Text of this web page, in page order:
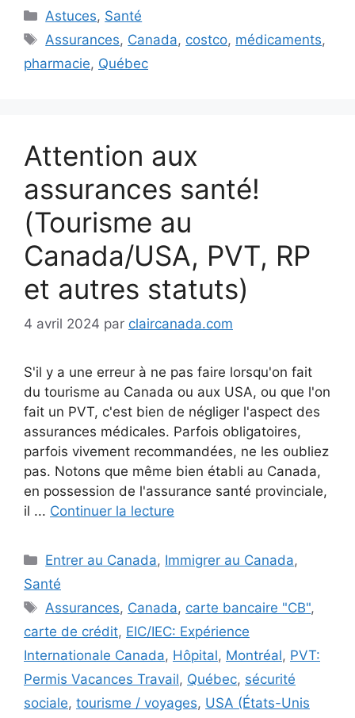
Catégories
Astuces, Santé
Étiquettes
Assurances, Canada, costco, médicaments,
pharmacie, Québec
Attention aux
assurances santé!
(Tourisme au
Canada/USA, PVT, RP
et autres statuts)
4 avril 2024 par claircanada.com
S'il y a une erreur à ne pas faire lorsqu'on fait
du tourisme au Canada ou aux USA, ou que l'on
fait un PVT, c'est bien de négliger l'aspect des
assurances médicales. Parfois obligatoires,
parfois vivement recommandées, ne les oubliez
pas. Notons que même bien établi au Canada,
en possession de l'assurance santé provinciale,
il ... Continuer la lecture
Catégories
Entrer au Canada, Immigrer au Canada,
Santé
Étiquettes
Assurances, Canada, carte bancaire "CB",
carte de crédit, EIC/IEC: Expérience
Internationale Canada, Hôpital, Montréal, PVT:
Permis Vacances Travail, Québec, sécurité
sociale, tourisme / voyages, USA (États-Unis